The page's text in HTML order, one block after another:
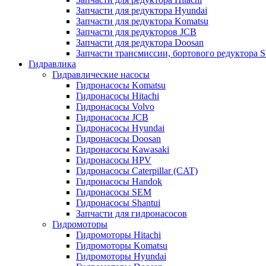
Запчасти для редуктора Hyundai
Запчасти для редуктора Komatsu
Запчасти для редукторов JCB
Запчасти для редуктора Doosan
Запчасти трансмиссии, бортового редуктора
Гидравлика
Гидравлические насосы
Гидронасосы Komatsu
Гидронасосы Hitachi
Гидронасосы Volvo
Гидронасосы JCB
Гидронасосы Hyundai
Гидронасосы Doosan
Гидронасосы Kawasaki
Гидронасосы HPV
Гидронасосы Caterpillar (CAT)
Гидронасосы Handok
Гидронасосы SEM
Гидронасосы Shantui
Запчасти для гидронасосов
Гидромоторы
Гидромоторы Hitachi
Гидромоторы Komatsu
Гидромоторы Hyundai